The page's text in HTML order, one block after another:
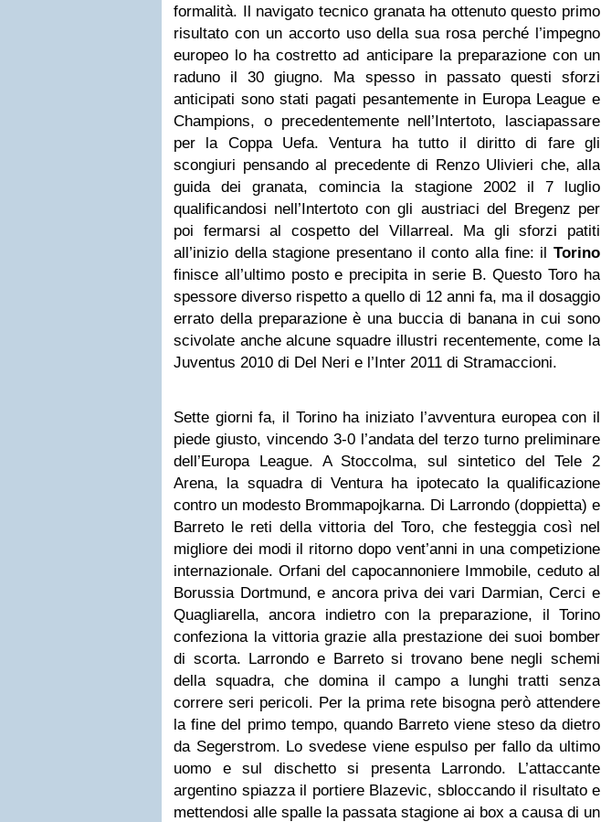
formalità. Il navigato tecnico granata ha ottenuto questo primo
risultato con un accorto uso della sua rosa perché l’impegno
europeo lo ha costretto ad anticipare la preparazione con un
raduno il 30 giugno. Ma spesso in passato questi sforzi
anticipati sono stati pagati pesantemente in Europa League e
Champions, o precedentemente nell’Intertoto, lasciapassare
per la Coppa Uefa. Ventura ha tutto il diritto di fare gli
scongiuri pensando al precedente di Renzo Ulivieri che, alla
guida dei granata, comincia la stagione 2002 il 7 luglio
qualificandosi nell’Intertoto con gli austriaci del Bregenz per
poi fermarsi al cospetto del Villarreal. Ma gli sforzi patiti
all’inizio della stagione presentano il conto alla fine: il Torino
finisce all’ultimo posto e precipita in serie B. Questo Toro ha
spessore diverso rispetto a quello di 12 anni fa, ma il dosaggio
errato della preparazione è una buccia di banana in cui sono
scivolate anche alcune squadre illustri recentemente, come la
Juventus 2010 di Del Neri e l’Inter 2011 di Stramaccioni.
Sette giorni fa, il Torino ha iniziato l’avventura europea con il
piede giusto, vincendo 3-0 l’andata del terzo turno preliminare
dell’Europa League. A Stoccolma, sul sintetico del Tele 2
Arena, la squadra di Ventura ha ipotecato la qualificazione
contro un modesto Brommapojkarna. Di Larrondo (doppietta) e
Barreto le reti della vittoria del Toro, che festeggia così nel
migliore dei modi il ritorno dopo vent’anni in una competizione
internazionale. Orfani del capocannoniere Immobile, ceduto al
Borussia Dortmund, e ancora priva dei vari Darmian, Cerci e
Quagliarella, ancora indietro con la preparazione, il Torino
confeziona la vittoria grazie alla prestazione dei suoi bomber
di scorta. Larrondo e Barreto si trovano bene negli schemi
della squadra, che domina il campo a lunghi tratti senza
correre seri pericoli. Per la prima rete bisogna però attendere
la fine del primo tempo, quando Barreto viene steso da dietro
da Segerstrom. Lo svedese viene espulso per fallo da ultimo
uomo e sul dischetto si presenta Larrondo. L’attaccante
argentino spiazza il portiere Blazevic, sbloccando il risultato e
mettendosi alle spalle la passata stagione ai box a causa di un